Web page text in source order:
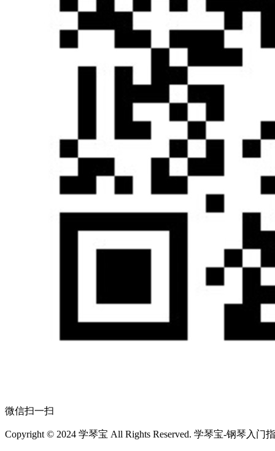
微信扫一扫
Copyright © 2024 学琴宝 All Rights Reserved. 学琴宝-钢琴入门